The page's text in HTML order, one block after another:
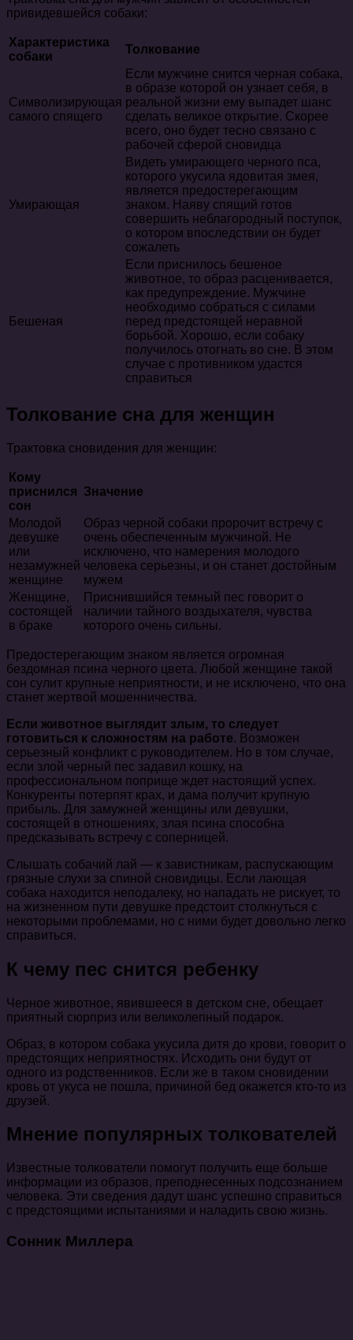
привидевшейся собаки:
Характеристика
собаки
Толкование
Символизирующая
самого спящего
Если мужчине снится черная собака,
в образе которой он узнает себя, в
реальной жизни ему выпадет шанс
сделать великое открытие. Скорее
всего, оно будет тесно связано с
рабочей сферой сновидца
Умирающая
Видеть умирающего черного пса,
которого укусила ядовитая змея,
является предостерегающим
знаком. Наяву спящий готов
совершить неблагородный поступок,
о котором впоследствии он будет
сожалеть
Бешеная
Если приснилось бешеное
животное, то образ расценивается,
как предупреждение. Мужчине
необходимо собраться с силами
перед предстоящей неравной
борьбой. Хорошо, если собаку
получилось отогнать во сне. В этом
случае с противником удастся
справиться
Толкование сна для женщин
Трактовка сновидения для женщин:
Кому
приснился
сон
Значение
Молодой
девушке
или
незамужней
женщине
Образ черной собаки пророчит встречу с
очень обеспеченным мужчиной. Не
исключено, что намерения молодого
человека серьезны, и он станет достойным
мужем
Женщине,
состоящей
в браке
Приснившийся темный пес говорит о
наличии тайного воздыхателя, чувства
которого очень сильны.
Предостерегающим знаком является огромная
бездомная псина черного цвета. Любой женщине такой
сон сулит крупные неприятности, и не исключено, что она
станет жертвой мошенничества.
Если животное выглядит злым, то следует
готовиться к сложностям на работе. Возможен
серьезный конфликт с руководителем. Но в том случае,
если злой черный пес задавил кошку, на
профессиональном поприще ждет настоящий успех.
Конкуренты потерпят крах, и дама получит крупную
прибыль. Для замужней женщины или девушки,
состоящей в отношениях, злая псина способна
предсказывать встречу с соперницей.
Слышать собачий лай — к завистникам, распускающим
грязные слухи за спиной сновидицы. Если лающая
собака находится неподалеку, но нападать не рискует, то
на жизненном пути девушке предстоит столкнуться с
некоторыми проблемами, но с ними будет довольно легко
справиться.
К чему пес снится ребенку
Черное животное, явившееся в детском сне, обещает
приятный сюрприз или великолепный подарок.
Образ, в котором собака укусила дитя до крови, говорит о
предстоящих неприятностях. Исходить они будут от
одного из родственников. Если же в таком сновидении
кровь от укуса не пошла, причиной бед окажется кто-то из
друзей.
Мнение популярных толкователей
Известные толкователи помогут получить еще больше
информации из образов, преподнесенных подсознанием
человека. Эти сведения дадут шанс успешно справиться
с предстоящими испытаниями и наладить свою жизнь.
Сонник Миллера